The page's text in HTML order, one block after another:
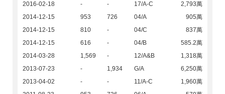
2016-02-18
- - 17/A-C
2,793萬
2014-12-15
953 726 04/A
905萬
2014-12-15
810 - 04/C
837萬
2014-12-15
616 - 04/B
585.2萬
2014-03-28
1,569 - 12/A&B
1,318萬
2013-07-23
- 1,934 G/A
6,250萬
2013-04-02
- - 11/A-C
1,960萬